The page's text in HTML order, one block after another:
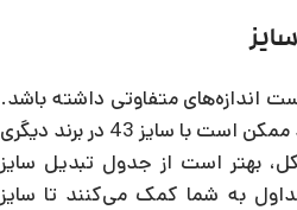
اندازه‌های متفاوتی داشته باشد.
برای مثال، سایز 42 در یک برند ممکن است با سایز 43 در برند دیگری
بهتر است از جدول تبدیل سایز
به شما کمک می‌کنند تا سایز